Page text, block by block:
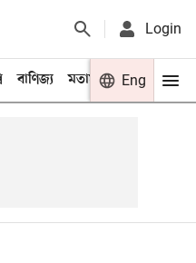
Login
বাণিজ্য মতামত খেলা
Eng